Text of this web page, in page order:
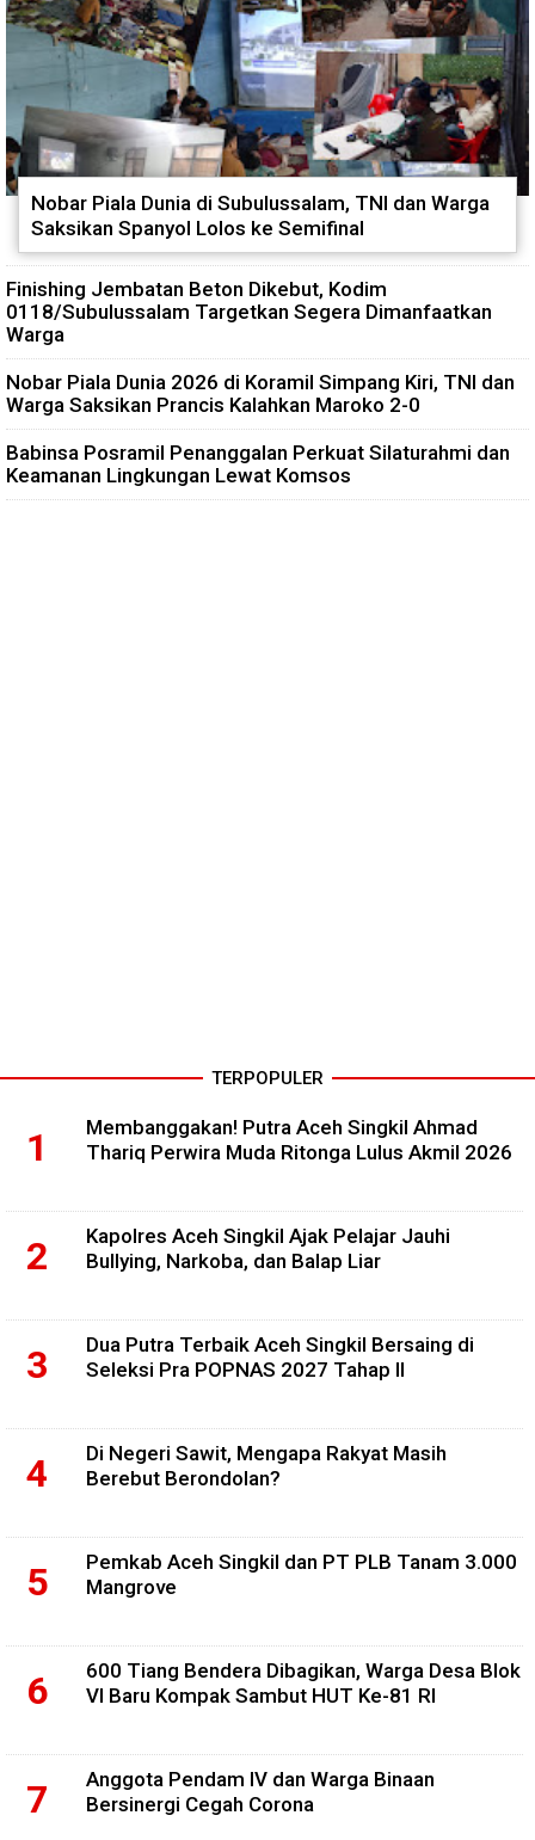
Nobar Piala Dunia di Subulussalam, TNI dan Warga
Saksikan Spanyol Lolos ke Semifinal
Finishing Jembatan Beton Dikebut, Kodim
0118/Subulussalam Targetkan Segera Dimanfaatkan
Warga
Nobar Piala Dunia 2026 di Koramil Simpang Kiri, TNI dan
Warga Saksikan Prancis Kalahkan Maroko 2-0
Babinsa Posramil Penanggalan Perkuat Silaturahmi dan
Keamanan Lingkungan Lewat Komsos
TERPOPULER
Membanggakan! Putra Aceh Singkil Ahmad
Thariq Perwira Muda Ritonga Lulus Akmil 2026
Kapolres Aceh Singkil Ajak Pelajar Jauhi
Bullying, Narkoba, dan Balap Liar
Dua Putra Terbaik Aceh Singkil Bersaing di
Seleksi Pra POPNAS 2027 Tahap II
Di Negeri Sawit, Mengapa Rakyat Masih
Berebut Berondolan?
Pemkab Aceh Singkil dan PT PLB Tanam 3.000
Mangrove
600 Tiang Bendera Dibagikan, Warga Desa Blok
VI Baru Kompak Sambut HUT Ke-81 RI
Anggota Pendam IV dan Warga Binaan
Bersinergi Cegah Corona